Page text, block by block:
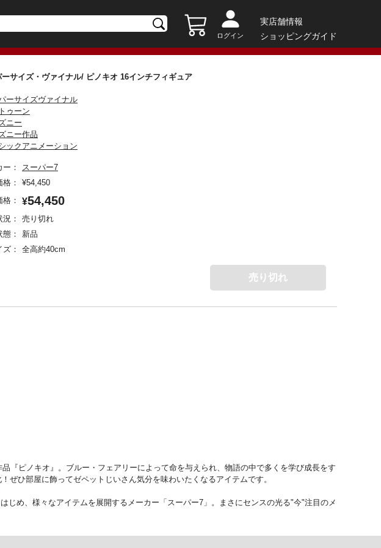
ログイン
実店舗情報
ショッピングガイド
ーサイズ・ヴァイナル/ ピノキオ 16インチフィギュア
ーサイズヴァイナル
ゥーン
ニー
ニー作品
ックアニメーション
ー：
スーパー7
：
¥54,450
：
¥54,450
：
売り切れ
：
新品
：
全高約40cm
売り切れ
『ピノキオ』。ブルー・フェアリーによって命を与えられ、物語の中で多くを学び成長をす
ひ部屋に飾ってゼペットじいさん気分を味わいたくなるアイテムです。
め、様々なアイテムを展開するメーカー「スーパー7」。まさにセンスの光る"今"注目のメ